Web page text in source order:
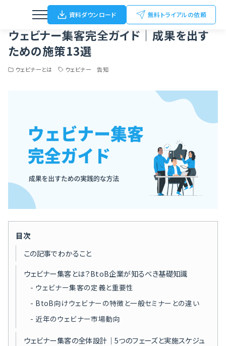
オンライン/ハイブリットイベント
オフラインイベント
展示会（名刺Scan）
FC加盟店開拓
資料ダウンロード 無料トライアルの依頼
ブログ ウェビナーとは ウェビナー集客完全ガイド｜成果を出すための施策13選
ウェビナー集客完全ガイド｜成果を出す
ための施策13選
ウェビナーとは ウェビナー 告知
目次
この記事でわかること
ウェビナー集客とは？BtoB企業が知るべき基礎知識
ウェビナー集客の定義と重要性
BtoB向けウェビナーの特徴と一般セミナーとの違い
近年のウェビナー市場動向
ウェビナー集客の全体設計｜5つのフェーズと実施スケジュ